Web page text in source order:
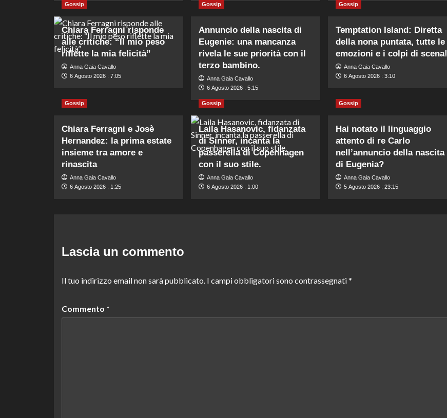
Gossip
Chiara Ferragni risponde
alle critiche: “Il mio peso
riflette la mia felicità”
Anna Gaia Cavallo
6 Agosto 2026 : 7:05
Gossip
Annuncio della nascita di
Eugenie: una mancanza
rivela le sue priorità con il
terzo bambino.
Anna Gaia Cavallo
6 Agosto 2026 : 5:15
Gossip
Temptation Island: Diretta
della nona puntata, tutte le
emozioni e i colpi di scena!
Anna Gaia Cavallo
6 Agosto 2026 : 3:10
Gossip
Chiara Ferragni e Josè
Hernandez: la prima estate
insieme tra amore e
rinascita
Anna Gaia Cavallo
6 Agosto 2026 : 1:25
Gossip
Laila Hasanovic, fidanzata
di Sinner, incanta la
passerella di Copenhagen
con il suo stile.
Anna Gaia Cavallo
6 Agosto 2026 : 1:00
Gossip
Hai notato il linguaggio
attento di re Carlo
nell’annuncio della nascita
di Eugenia?
Anna Gaia Cavallo
5 Agosto 2026 : 23:15
Lascia un commento
Il tuo indirizzo email non sarà pubblicato. I campi obbligatori sono contrassegnati*
Commento *